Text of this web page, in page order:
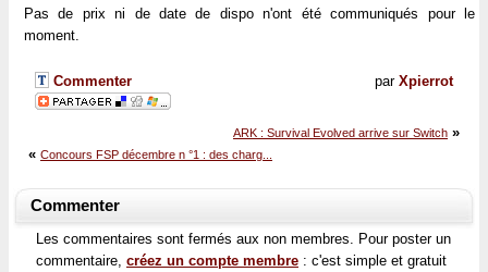
Pas de prix ni de date de dispo n'ont été communiqués pour le
moment.
par Xpierrot
Commenter
ARK : Survival Evolved arrive sur Switch »
« Concours FSP décembre n °1 : des charg...
Commenter
Les commentaires sont fermés aux non membres. Pour poster un
commentaire, créez un compte membre : c'est simple et gratuit